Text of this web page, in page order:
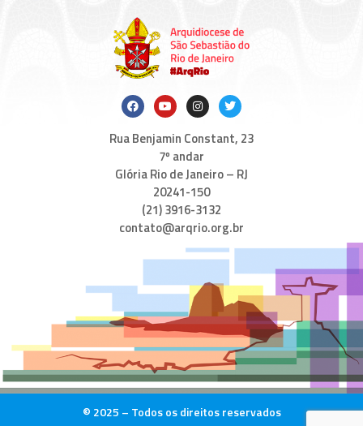
Rua Benjamin Constant, 23
7º andar
Glória Rio de Janeiro – RJ
20241-150
(21) 3916-3132
contato@arqrio.org.br
© 2025 – Todos os direitos reservados